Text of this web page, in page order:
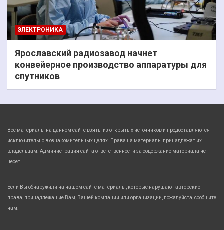
ЭЛЕКТРОНИКА
Ярославский радиозавод начнет
конвейерное производство аппаратуры для
спутников
Все материалы на данном сайте взяты из открытых источников и предоставляются
исключительно в ознакомительных целях. Права на материалы принадлежат их
владельцам. Администрация сайта ответственности за содержание материала не
несет.
Если Вы обнаружили на нашем сайте материалы, которые нарушают авторские
права, принадлежащие Вам, Вашей компании или организации, пожалуйста, сообщите
нам.